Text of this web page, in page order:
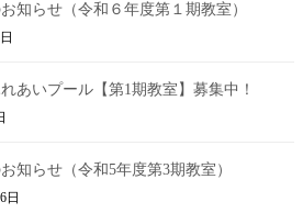
知らせ（令和６年度第１期教室）
あいプール【第1期教室】募集中！
知らせ（令和5年度第3期教室）
日